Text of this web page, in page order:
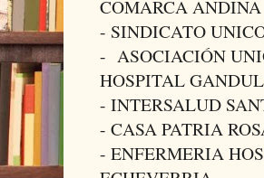
COMARCA ANDINA
- SINDICATO
- ASOCIACIÓN
HOSPITAL
- INTERSALUD
- CASA PATRIA
- ENFERMERIA